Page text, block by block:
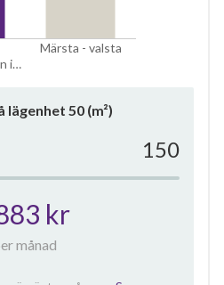
i…
Märsta - valsta
lägenhet 50 (m²)
150
kr
månad